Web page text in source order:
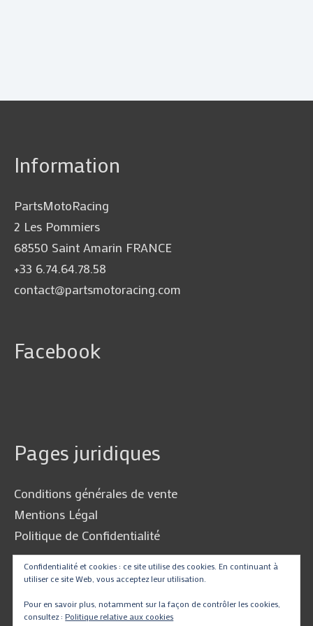
Information
PartsMotoRacing
2 Les Pommiers
68550 Saint Amarin FRANCE
+33 6.74.64.78.58
contact@partsmotoracing.com
Facebook
Pages juridiques
Conditions générales de vente
Mentions Légal
Politique de Confidentialité
Traduire
Confidentialité et cookies : ce site utilise des cookies. En continuant à
utiliser ce site Web, vous acceptez leur utilisation.
Pour en savoir plus, notamment sur la façon de contrôler les cookies,
consultez :Politique relative aux cookies